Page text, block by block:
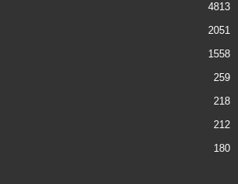
4813
2051
1558
259
218
212
180